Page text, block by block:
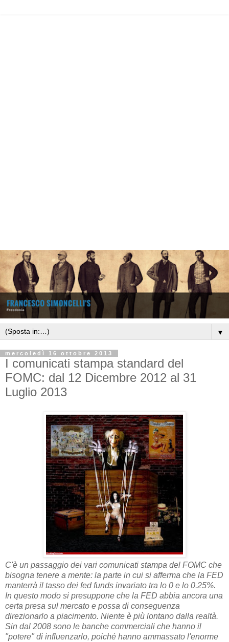
▼
mercoledì 16 ottobre 2013
I comunicati stampa standard del
FOMC: dal 12 Dicembre 2012 al 31
Luglio 2013
C'è un passaggio dei vari comunicati stampa del FOMC che
bisogna tenere a mente: la parte in cui si afferma che la FED
manterrà il tasso dei fed funds invariato tra lo 0 e lo 0.25%.
In questo modo si presuppone che la FED abbia ancora una
certa presa sul mercato e possa di conseguenza
direzionarlo a piacimento. Niente è più lontano dalla realtà.
Sin dal 2008 sono le banche commerciali che hanno il
"potere" di influenzarlo, poiché hanno ammassato l'enorme